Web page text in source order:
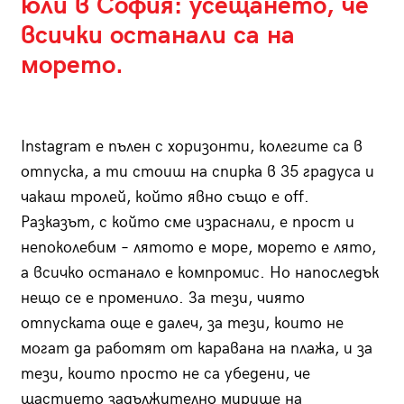
всички останали са на
морето.
Instagram е пълен с хоризонти, колегите са в
отпуска, а ти стоиш на спирка в 35 градуса и
чакаш тролей, който явно също е оff.
Разказът, с който сме израснали, е прост и
непоколебим – лятото е море, морето е лято,
а всичко останало е компромис. Но напоследък
нещо се е променило. За тези, чиято
отпуската още е далеч, за тези, които не
могат да работят от каравана на плажа, и за
тези, които просто не са убедени, че
щастието задължително мирише на